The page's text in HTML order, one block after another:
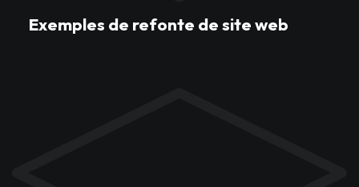
Exemples de refonte de site web